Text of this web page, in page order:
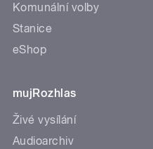
Komunální volby
Stanice
eShop
mujRozhlas
Živé vysílání
Audioarchiv